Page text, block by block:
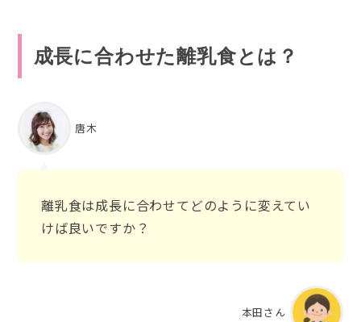
成長に合わせた離乳食とは？
唐木
離乳食は成長に合わせてどのように変えてい
けば良いですか？
本田さん